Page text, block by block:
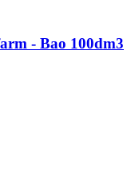
- Bao 100dm3